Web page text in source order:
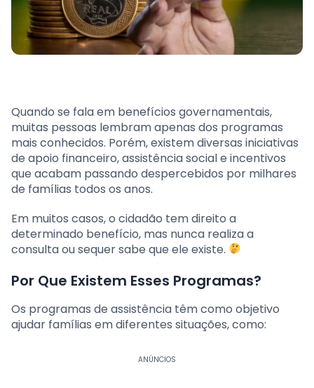
Quando se fala em benefícios governamentais,
muitas pessoas lembram apenas dos programas
mais conhecidos. Porém, existem diversas iniciativas
de apoio financeiro, assistência social e incentivos
que acabam passando despercebidos por milhares
de famílias todos os anos.
Em muitos casos, o cidadão tem direito a
determinado benefício, mas nunca realiza a
consulta ou sequer sabe que ele existe.
Por Que Existem Esses Programas?
Os programas de assistência têm como objetivo
ajudar famílias em diferentes situações, como:
ANÚNCIOS